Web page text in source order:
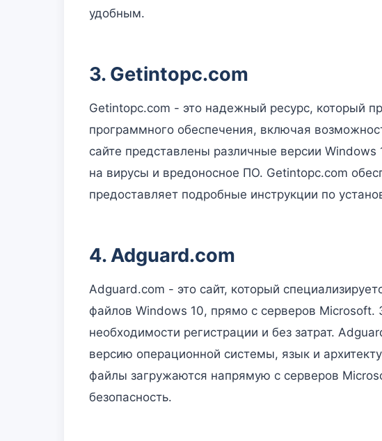
удобным.
3. Getintopc.com
Getintopc.com - это надежный ресурс, который
программного обеспечения, включая
сайте представлены различные версии
на вирусы и вредоносное ПО. Getintopc.com
предоставляет подробные инструкции по
4. Adguard.com
Adguard.com - это сайт, который
файлов Windows 10, прямо с серверов
необходимости регистрации и без затрат.
версию операционной системы, язык и
файлы загружаются напрямую с серверов
безопасность.